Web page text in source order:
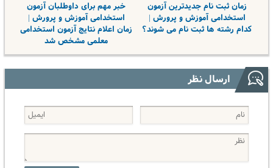
زمان ثبت نام جدیدترین آزمون
استخدامی آموزش و پرورش |
کدام رشته ها ثبت نام می شوند؟
خبر مهم برای داوطلبان آزمون
استخدامی آموزش و پرورش |
زمان اعلام نتایج آزمون استخدامی
معلمی مشخص شد
ارسال نظر